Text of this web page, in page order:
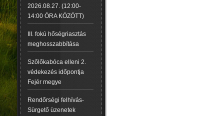
2026.08.27. (12:00-
14:00 ÓRA KÖZÖTT)
III. fokú hőségriasztás
meghosszabbítása
Szőlőkabóca elleni 2.
védekezés időpontja
Fejér megye
Rendőrségi felhívás-
Sürgető üzenetek